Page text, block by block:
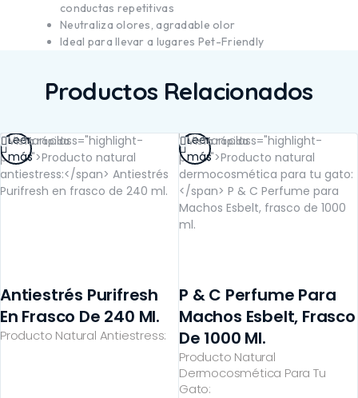
conductas repetitivas
Neutraliza olores, agradable olor
Ideal para llevar a lugares Pet-Friendly
Productos Relacionados
Vista rápida
Producto Natural Antiestress:
Antiestrés Purifresh
En Frasco De 240 Ml.
Leer
más
Vista rápida
Producto Natural
Dermocosmética Para Tu
Gato:
P & C Perfume Para
Machos Esbelt, Frasco
De 1000 Ml.
Leer
más